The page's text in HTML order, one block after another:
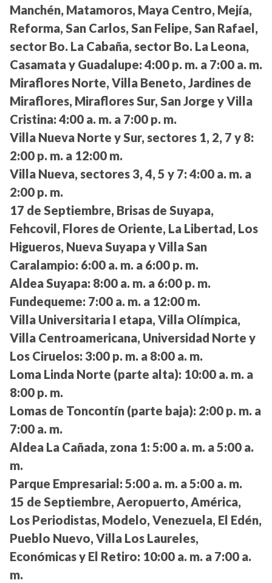
Manchén, Matamoros, Maya Centro, Mejía,
Reforma, San Carlos, San Felipe, San Rafael,
sector Bo. La Cabaña, sector Bo. La Leona,
Casamata y Guadalupe: 4:00 p. m. a 7:00 a. m.
Miraflores Norte, Villa Beneto, Jardines de
Miraflores, Miraflores Sur, San Jorge y Villa
Cristina: 4:00 a. m. a 7:00 p. m.
Villa Nueva Norte y Sur, sectores 1, 2, 7 y 8:
2:00 p. m. a 12:00 m.
Villa Nueva, sectores 3, 4, 5 y 7: 4:00 a. m. a
2:00 p. m.
17 de Septiembre, Brisas de Suyapa,
Fehcovil, Flores de Oriente, La Libertad, Los
Higueros, Nueva Suyapa y Villa San
Caralampio: 6:00 a. m. a 6:00 p. m.
Aldea Suyapa: 8:00 a. m. a 6:00 p. m.
Fundequeme: 7:00 a. m. a 12:00 m.
Villa Universitaria I etapa, Villa Olímpica,
Villa Centroamericana, Universidad Norte y
Los Ciruelos: 3:00 p. m. a 8:00 a. m.
Loma Linda Norte (parte alta): 10:00 a. m. a
8:00 p. m.
Lomas de Toncontín (parte baja): 2:00 p. m. a
7:00 a. m.
Aldea La Cañada, zona 1: 5:00 a. m. a 5:00 a.
m.
Parque Empresarial: 5:00 a. m. a 5:00 a. m.
15 de Septiembre, Aeropuerto, América,
Los Periodistas, Modelo, Venezuela, El Edén,
Pueblo Nuevo, Villa Los Laureles,
Económicas y El Retiro: 10:00 a. m. a 7:00 a.
m.